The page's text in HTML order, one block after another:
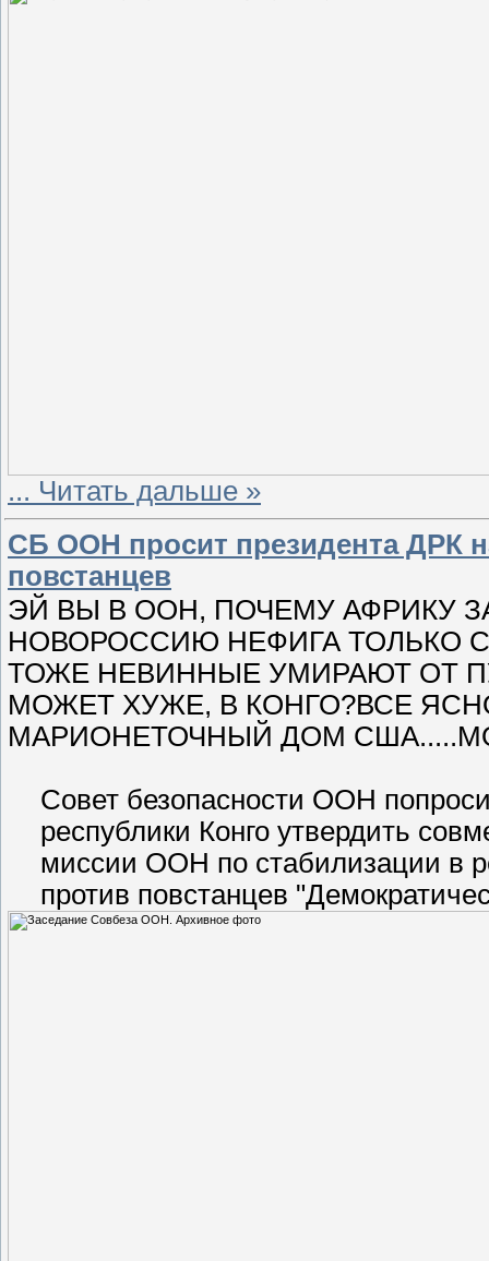
... Читать дальше »
СБ ООН просит президента ДРК
повстанцев
ЭЙ ВЫ В ООН, ПОЧЕМУ АФРИКУ
НОВОРОССИЮ НЕФИГА ТОЛЬКО
ТОЖЕ НЕВИННЫЕ УМИРАЮТ ОТ
МОЖЕТ ХУЖЕ, В КОНГО?ВСЕ
МАРИОНЕТОЧНЫЙ ДОМ
Совет безопасности ООН
республики Конго утвердить
миссии ООН по стабилизации в
против повстанцев